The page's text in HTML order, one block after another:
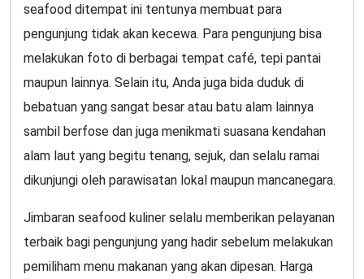
seafood ditempat ini tentunya membuat para
pengunjung tidak akan kecewa. Para pengunjung bisa
melakukan foto di berbagai tempat café, tepi pantai
maupun lainnya. Selain itu, Anda juga bida duduk di
bebatuan yang sangat besar atau batu alam lainnya
sambil berfose dan juga menikmati suasana kendahan
alam laut yang begitu tenang, sejuk, dan selalu ramai
dikunjungi oleh parawisatan lokal maupun mancanegara.
Jimbaran seafood kuliner selalu memberikan pelayanan
terbaik bagi pengunjung yang hadir sebelum melakukan
pemiliham menu makanan yang akan dipesan. Harga